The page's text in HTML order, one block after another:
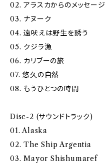
02. アラスカからのメッセージ
03. ナヌーク
04. 遠吠えは野生を誘う
05. クジラ漁
06. カリブーの旅
07. 悠久の自然
08. もうひとつの時間
Disc-2 (サウンドトラック)
01. Alaska
02. The Ship Argentia
03. Mayor Shishumaref